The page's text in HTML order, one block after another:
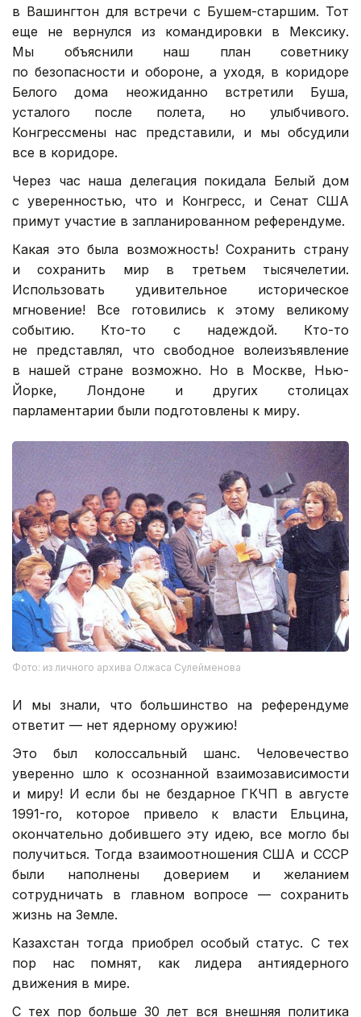
в Вашингтон для встречи с Бушем-старшим. Тот
еще не вернулся из командировки в Мексику.
Мы объяснили наш план советнику
по безопасности и обороне, а уходя, в коридоре
Белого дома неожиданно встретили Буша,
усталого после полета, но улыбчивого.
Конгрессмены нас представили, и мы обсудили
все в коридоре.
Через час наша делегация покидала Белый дом
с уверенностью, что и Конгресс, и Сенат США
примут участие в запланированном референдуме.
Какая это была возможность! Сохранить страну
и сохранить мир в третьем тысячелетии.
Использовать удивительное историческое
мгновение! Все готовились к этому великому
событию. Кто-то с надеждой. Кто-то
не представлял, что свободное волеизъявление
в нашей стране возможно. Но в Москве, Нью-
Йорке, Лондоне и других столицах
парламентарии были подготовлены к миру.
Фото: из личного архива Олжаса Сулейменова
И мы знали, что большинство на референдуме
ответит — нет ядерному оружию!
Это был колоссальный шанс. Человечество
уверенно шло к осознанной взаимозависимости
и миру! И если бы не бездарное ГКЧП в августе
1991-го, которое привело к власти Ельцина,
окончательно добившего эту идею, все могло бы
получиться. Тогда взаимоотношения США и СССР
были наполнены доверием и желанием
сотрудничать в главном вопросе — сохранить
жизнь на Земле.
Казахстан тогда приобрел особый статус. С тех
пор нас помнят, как лидера антиядерного
движения в мире.
С тех пор больше 30 лет вся внешняя политика